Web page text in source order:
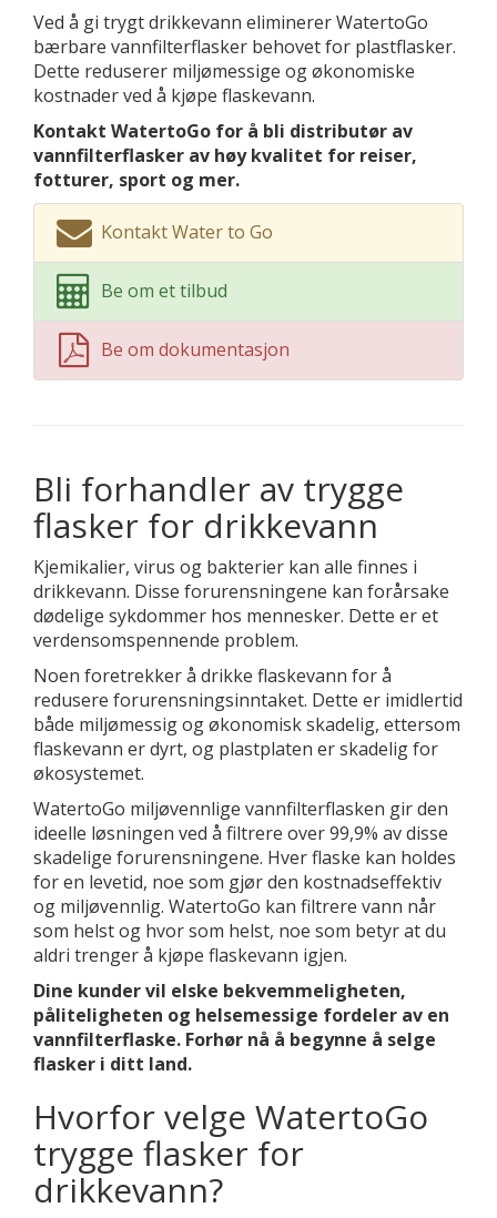
Ved å gi trygt drikkevann eliminerer WatertoGo
bærbare vannfilterflasker behovet for plastflasker.
Dette reduserer miljømessige og økonomiske
kostnader ved å kjøpe flaskevann.
Kontakt WatertoGo for å bli distributør av
vannfilterflasker av høy kvalitet for reiser,
fotturer, sport og mer.
Kontakt Water to Go
Be om et tilbud
Be om dokumentasjon
Bli forhandler av trygge
flasker for drikkevann
Kjemikalier, virus og bakterier kan alle finnes i
drikkevann. Disse forurensningene kan forårsake
dødelige sykdommer hos mennesker. Dette er et
verdensomspennende problem.
Noen foretrekker å drikke flaskevann for å
redusere forurensningsinntaket. Dette er imidlertid
både miljømessig og økonomisk skadelig, ettersom
flaskevann er dyrt, og plastplaten er skadelig for
økosystemet.
WatertoGo miljøvennlige vannfilterflasken gir den
ideelle løsningen ved å filtrere over 99,9% av disse
skadelige forurensningene. Hver flaske kan holdes
for en levetid, noe som gjør den kostnadseffektiv
og miljøvennlig. WatertoGo kan filtrere vann når
som helst og hvor som helst, noe som betyr at du
aldri trenger å kjøpe flaskevann igjen.
Dine kunder vil elske bekvemmeligheten,
påliteligheten og helsemessige fordeler av en
vannfilterflaske. Forhør nå å begynne å selge
flasker i ditt land.
Hvorfor velge WatertoGo
trygge flasker for
drikkevann?